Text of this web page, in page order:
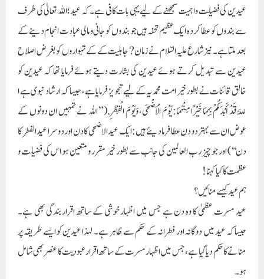
عیدین کی فضلیت و اہمیت سمجھنے کے لیے یہی بات کافی ہے۔ کہ عید؛ اللہ تعالیٰ کی طرف
سے بندوں کو عطا کردہ ایک عظیم تحفہ ہیں جو بندوں کو جانی و مالی عبادت انجام دینے کے
بعد ملتا ہے۔ نیز شارع علیہ السّلام نے زمان? جاہلیت کے کے تہواروں کو بغرض اصلاح
عیدین سے تبدیل کرتے ہوئے عیدین کی بشارت دیتے ہوئے فرمایا تھا کہ عیدین کو
خالق قائنات نے بطور خیر امت محمدیہ کے لیے تجویز فرمایا ہے، جیسا کہ ارشاد نبوی ہے ا
للَّہَ قَدْ أَبْدَلَکُمْ بِہِمَا خَیْرًا مِنْہُمَا: یَوْمَ الْأَضْحَی، وَیَوْمَ الْفِطْرِ.(” اللہ نے تمہیں ان دونوں کے
عوض ان سے بہتر دو دن عطا فرما دیئے ہیں: ایک عید الاضحی کا دن اور دوسرا عید الفطر کا
دن‘‘) اور جو چیز رب العالمین کی جانب سے بطور خیر مقرر و متعین ہو اس کی فضلیت و
عظمت کا کیا کہنا!
ہم عید کیسے منائیں؟
عید مسرت عظمیٰ کا وہ دن ہے جس میں اظہار خوشی کے ساتھ اقرار بندگی بھی ہے۔
جیساکہ عید میں دوگانہ اور فطرانہ کے حکم سے ظاہر ہے۔ لہذا عیدین کو ایسے طریقہ پر
منانے کا حکم دیا گیا ہے، جس میں اظہار مسرت کے ساتھ اقرار عبودیت کا عنصر بھی شامل
ہو۔